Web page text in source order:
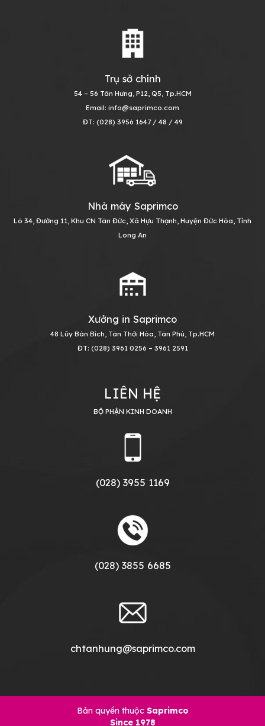
Trụ sở chính
54 – 56 Tân Hưng, P12, Q5, Tp.HCM
Email: info@saprimco.com
ĐT: (028) 3956 1647 / 48 / 49
Nhà máy Saprimco
Lô 34, Đường 11, Khu CN Tân Đức, Xã Hựu Thạnh, Huyện Đức Hòa, Tỉnh
Long An
Xưởng in Saprimco
48 Lũy Bán Bích, Tân Thới Hòa, Tân Phú, Tp.HCM
ĐT: (028) 3961 0256 – 3961 2591
LIÊN HỆ
BỘ PHẬN KINH DOANH
(028) 3955 1169
(028) 3855 6685
chtanhung@saprimco.com
Bản quyền thuộc Saprimco
Since 1978